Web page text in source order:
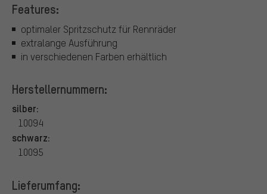
Features:
optimaler Spritzschutz für Rennräder
extralange Ausführung
in verschiedenen Farben erhältlich
Herstellernummern:
silber:
10094
schwarz:
10095
Lieferumfang: